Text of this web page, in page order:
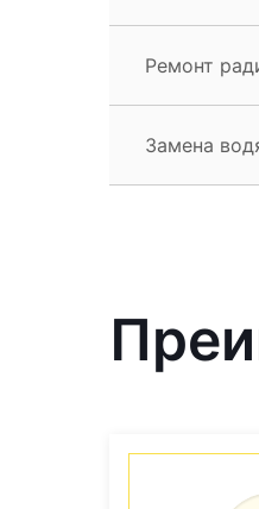
Ремонт
Замена